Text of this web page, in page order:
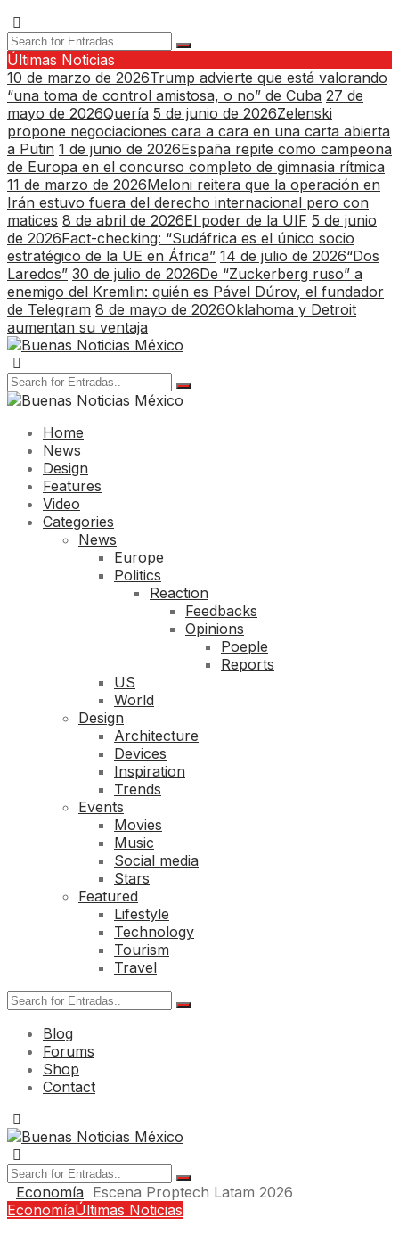
Últimas Noticias
10 de marzo de 2026Trump advierte que está valorando
“una toma de control amistosa, o no” de Cuba 27 de
mayo de 2026Quería 5 de junio de 2026Zelenski
propone negociaciones cara a cara en una carta abierta
a Putin 1 de junio de 2026España repite como campeona
de Europa en el concurso completo de gimnasia rítmica
11 de marzo de 2026Meloni reitera que la operación en
Irán estuvo fuera del derecho internacional pero con
matices 8 de abril de 2026El poder de la UIF 5 de junio
de 2026Fact-checking: “Sudáfrica es el único socio
estratégico de la UE en África” 14 de julio de 2026“Dos
Laredos” 30 de julio de 2026De “Zuckerberg ruso” a
enemigo del Kremlin: quién es Pável Dúrov, el fundador
de Telegram 8 de mayo de 2026Oklahoma y Detroit
aumentan su ventaja
Home
News
Design
Features
Video
Categories
News
Europe
Politics
Reaction
Feedbacks
Opinions
Poeple
Reports
US
World
Design
Architecture
Devices
Inspiration
Trends
Events
Movies
Music
Social media
Stars
Featured
Lifestyle
Technology
Tourism
Travel
Blog
Forums
Shop
Contact
Economía Escena Proptech Latam 2026
EconomíaÚltimas Noticias